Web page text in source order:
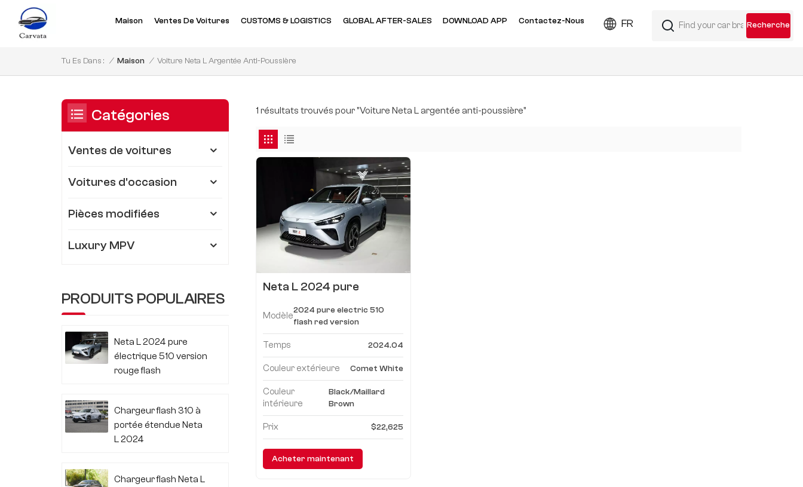
FR
Maison Ventes De Voitures CUSTOMS & LOGISTICS GLOBAL AFTER-SALES DOWNLOAD APP Contactez-Nous
Tu Es Dans : / Maison / Voiture Neta L Argentée Anti-Poussière
1 résultats trouvés pour "Voiture Neta L argentée anti-poussière"
Neta L 2024 pure
rouge flash
Modèle
2024 pure electric 510
flash red version
Temps 2024.04
Couleur extérieure Comet White
Couleur
intérieure
Black/Maillard
Brown
Prix $22,625
Acheter maintenant
Catégories
Ventes de voitures
Voitures d'occasion
Pièces modifiées
Luxury MPV
PRODUITS POPULAIRES
Neta L 2024 pure
électrique 510 version
rouge flash
Chargeur flash 310 à
portée étendue Neta
L 2024
Chargeur flash Neta L